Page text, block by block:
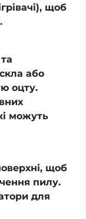
щоб
або
оцту.
можуть
щоб
пилу.
для